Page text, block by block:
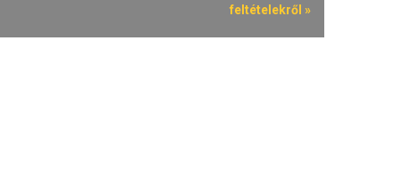
feltételekről »